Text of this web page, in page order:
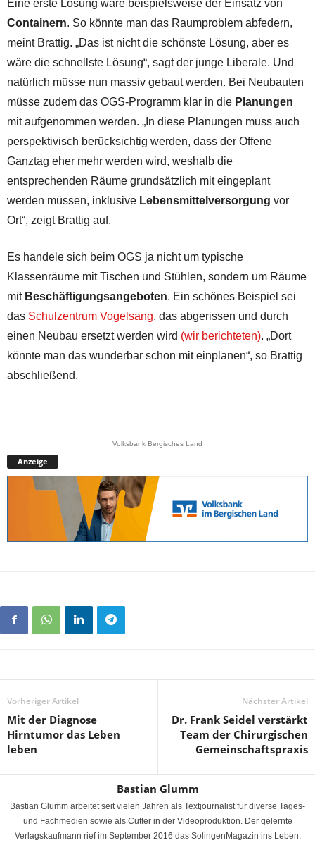
Eine erste Lösung wäre beispielsweise der Einsatz von
Containern. So könnte man das Raumproblem abfedern,
meint Brattig. „Das ist nicht die schönste Lösung, aber es
wäre die schnellste Lösung“, sagt der junge Liberale. Und
natürlich müsse nun massiv gebaut werden. Bei Neubauten
müsse zudem das OGS-Programm klar in die Planungen
mit aufgenommen werden. „In diese Planungen muss auch
perspektivisch berücksichtig werden, dass der Offene
Ganztag eher mehr werden wird, weshalb die
entsprechenden Räume grundsätzlich mit eingeplant
werden müssen, inklusive Lebensmittelversorgung vor
Ort“, zeigt Brattig auf.
Es handele sich beim OGS ja nicht um typische
Klassenräume mit Tischen und Stühlen, sondern um Räume
mit Beschäftigungsangeboten. Ein schönes Beispiel sei
das Schulzentrum Vogelsang, das abgerissen und durch
einen Neubau ersetzt werden wird (wir berichteten). „Dort
könnte man das wunderbar schon mit einplanen“, so Brattig
abschließend.
Volksbank Bergisches Land
Anzeige
Vorheriger Artikel
Mit der Diagnose
Hirntumor das Leben
leben
Nächster Artikel
Dr. Frank Seidel verstärkt
Team der Chirurgischen
Gemeinschaftspraxis
Bastian Glumm
Bastian Glumm arbeitet seit vielen Jahren als Textjournalist für diverse Tages-
und Fachmedien sowie als Cutter in der Videoproduktion. Der gelernte
Verlagskaufmann rief im September 2016 das SolingenMagazin ins Leben.